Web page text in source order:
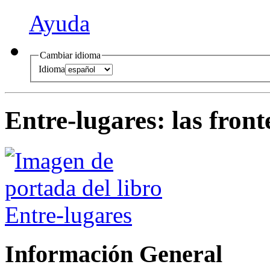
Ayuda
Cambiar idioma
Idioma
Entre-lugares: las
Información General